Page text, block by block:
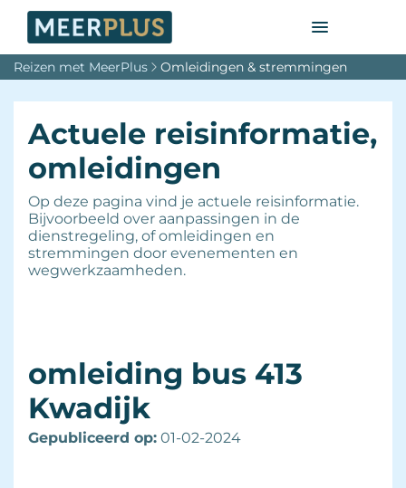
Reizen met MeerPlus Omleidingen & stremmingen
Actuele reisinformatie,
omleidingen
Op deze pagina vind je actuele reisinformatie.
Bijvoorbeeld over aanpassingen in de
dienstregeling, of omleidingen en
stremmingen door evenementen en
wegwerkzaamheden.
omleiding bus 413
Kwadijk
Gepubliceerd op: 01-02-2024